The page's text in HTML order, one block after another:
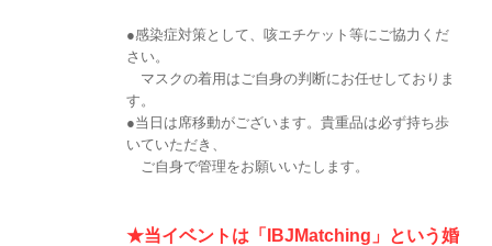
●感染症対策として、咳エチケット等にご協力くだ
さい。
マスクの着用はご自身の判断にお任せしておりま
す。
●当日は席移動がございます。貴重品は必ず持ち歩
いていただき、
ご自身で管理をお願いいたします。
★当イベントは「IBJMatching」という婚